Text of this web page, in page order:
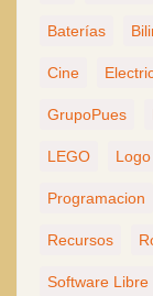
Baterías
Cine
GrupoPues
LEGO Logo
Programacion
Recursos
Software Libre